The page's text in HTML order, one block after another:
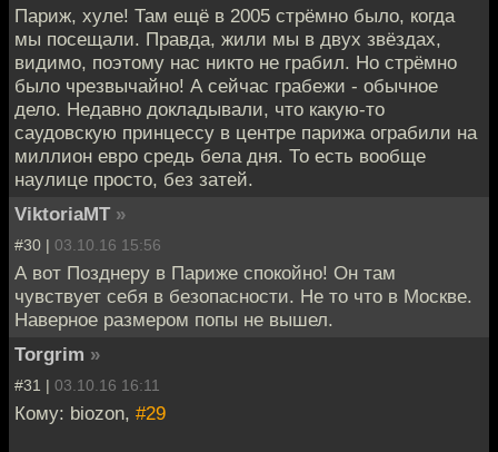
Париж, хуле! Там ещё в 2005 стрёмно было, когда
мы посещали. Правда, жили мы в двух звёздах,
видимо, поэтому нас никто не грабил. Но стрёмно
было чрезвычайно! А сейчас грабежи - обычное
дело. Недавно докладывали, что какую-то
саудовскую принцессу в центре парижа ограбили на
миллион евро средь бела дня. То есть вообще
наулице просто, без затей.
ViktoriaMT »
#30 | 03.10.16 15:56
А вот Позднеру в Париже спокойно! Он там
чувствует себя в безопасности. Не то что в Москве.
Наверное размером попы не вышел.
Torgrim »
#31 | 03.10.16 16:11
Кому: biozon, #29